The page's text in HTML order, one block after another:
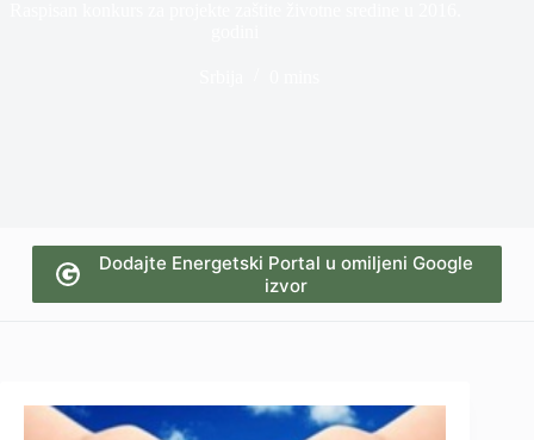
Dodajte Energetski Portal u omiljeni Google
izvor